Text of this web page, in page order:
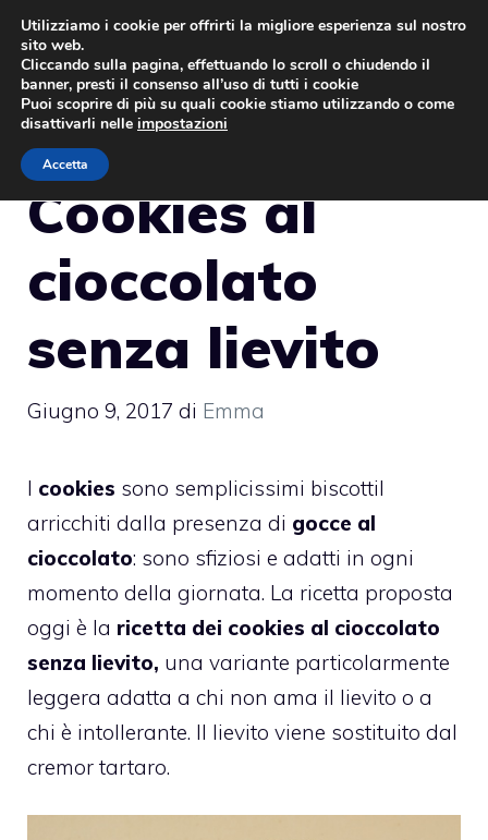
Vai
contenuto
Cookies al
cioccolato
senza lievito
Giugno 9, 2017 di Emma
I cookies sono semplicissimi biscottil
arricchiti dalla presenza di gocce al
cioccolato: sono sfiziosi e adatti in ogni
momento della giornata. La ricetta proposta
oggi è la ricetta dei cookies al cioccolato
senza lievito, una variante particolarmente
leggera adatta a chi non ama il lievito o a
chi è intollerante. Il lievito viene sostituito dal
cremor tartaro.
Utilizziamo i cookie per offrirti la migliore esperienza sul nostro
sito web.
Cliccando sulla pagina, effettuando lo scroll o chiudendo il
banner, presti il consenso all’uso di tutti i cookie
Puoi scoprire di più su quali cookie stiamo utilizzando o come
disattivarli nelle impostazioni
Accetta